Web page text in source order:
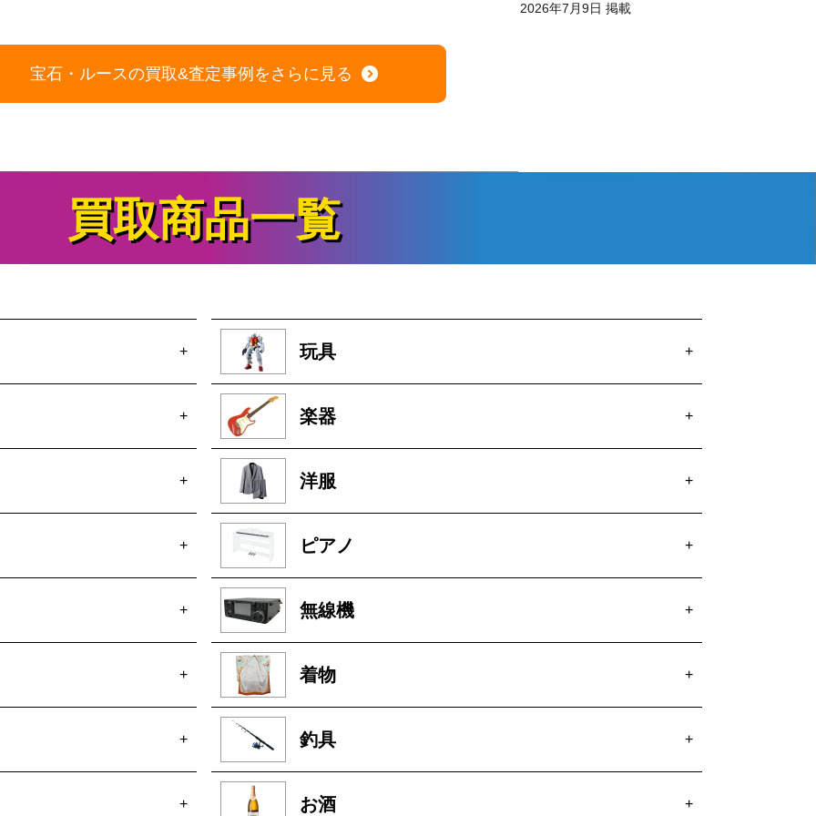
2026年7月9日 掲載
宝石・ルースの買取&査定事例をさらに見る
買取商品一覧
+
+
+
+
+
+
+
+
玩具 +
楽器 +
洋服 +
ピアノ +
無線機 +
着物 +
釣具 +
お酒 +